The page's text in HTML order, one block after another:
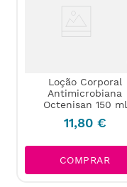
Loção Corporal
Antimicrobiana
Octenisan 150 ml
11,80 €
COMPRAR